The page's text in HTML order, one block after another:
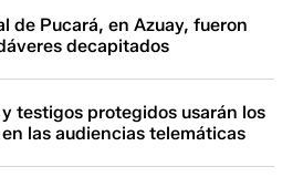
de Pucará, en Azuay, fueron
decapitados
testigos protegidos usarán los
las audiencias telemáticas